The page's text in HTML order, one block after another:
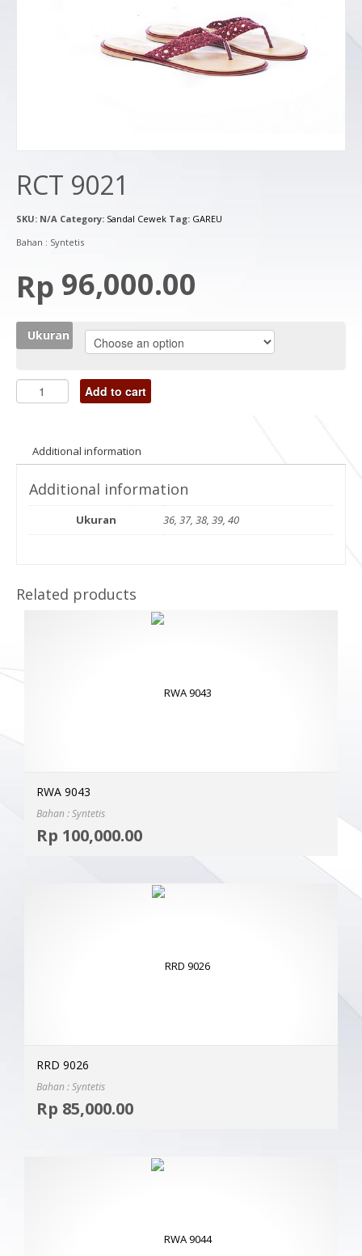
RCT 9021
SKU: N/A Category: Sandal Cewek Tag: GAREU
Bahan : Syntetis
Rp 96,000.00
Ukuran
Add to cart
Additional information
Additional information
Ukuran 36, 37, 38, 39, 40
Related products
RWA 9043
Bahan : Syntetis
Rp 100,000.00
RRD 9026
Bahan : Syntetis
Rp 85,000.00